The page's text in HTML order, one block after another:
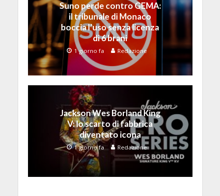
Suno perde contro GEMA:
il tribunale di Monaco
boccia l’uso senza licenza
di 6 brani
1 giorno fa Redazione
Jackson Wes Borland King
V: lo scarto di fabbrica
diventato icona
1 giorno fa Redazione